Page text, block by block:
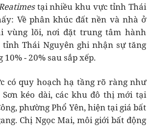
Reatimestại nhiều khu vực tỉnh Thái
Về phân khúc đất nền và nhà ở
vùng lõi, nơi đặt trung tâm hành
Thái Nguyên ghi nhận sự tăng
- 20% sau sắp xếp.
có quy hoạch hạ tầng rõ ràng như
Sơn kéo dài, các khu đô thị mới tại
phường Phổ Yên, hiện tại giá bất
Chị Ngọc Mai, môi giới bất động